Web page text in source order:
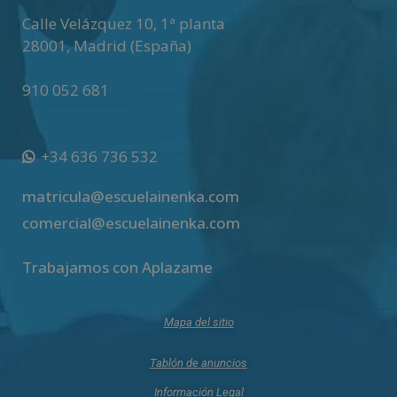
Calle Velázquez 10, 1ª planta
28001,Madrid (España)
910 052 681
+34 636 736 532
matricula@escuelainenka.com
comercial@escuelainenka.com
Trabajamos con Aplazame
Mapa del sitio
Tablón de anuncios
Información Legal